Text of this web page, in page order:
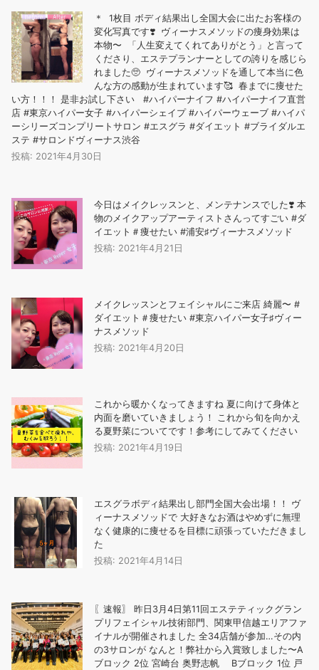
＊ 1枚目 ボディ結果出し全国大会に出たお客様の
変化写真です❣️ ヴィーナスメソッドの痩身効果は
本物〜️ 「人生変えてくれてありがとう」と言って
くださり、エステプランナーとしての誇りを感じら
れました🥺 ヴィーナスメソッドを通して本当に色
んな方の感動が生まれています🥰 春までに痩せた
い方！！！ 是非お試し下さい #ハイパーナイフ #ハイパーナイフ直営
店 #東京ハイパー女子 #ハイパーシェイプ #ハイパーウェーブ #ハイパ
ーシリーズコンプリートサロン #エスグラ #ダイエット #ブライダルエ
ステ #サロンドヴィーナス渋谷
投稿: 2021年4月30日
今日はメイクレッスンと、メンテナンスでした❣️ 本
物のメイクアップアーティストさんってすごい #ダ
イエット＃痩せたい #浦安♯ヴィーナスメソッド
投稿: 2021年4月21日
メイクレッスンとフェイシャルにご来店️ 綺麗〜 #
ダイエット＃痩せたい #東京ハイパー女子♯ヴィー
ナスメソッド
投稿: 2021年4月20日
これから暖かくなってきますね 夏に向けて身体と
内面を磨いていきましょう！️ これから旬を向かえ
る夏野菜についてです！参考にしてみてください
投稿: 2021年4月19日
エスグラボディ結果出し部門全国大会出場！！ ヴ
ィーナスメソッドで 大好きなお酒はやめずに無理
なく健康的に痩せるを目標に頑張っていただきまし
た
投稿: 2021年4月14日
〖速報〗 昨日3月4日第11回エステティックグラン
プリフェイシャル技術部門、関東甲信越エリアファ
イナルが開催されました 全34店舗が参加…その内
の3サロンが なんと！弊社から入賞致しました〜A
ブロック 2位 宮崎台 奥野志帆 Bブロック 1位 戸